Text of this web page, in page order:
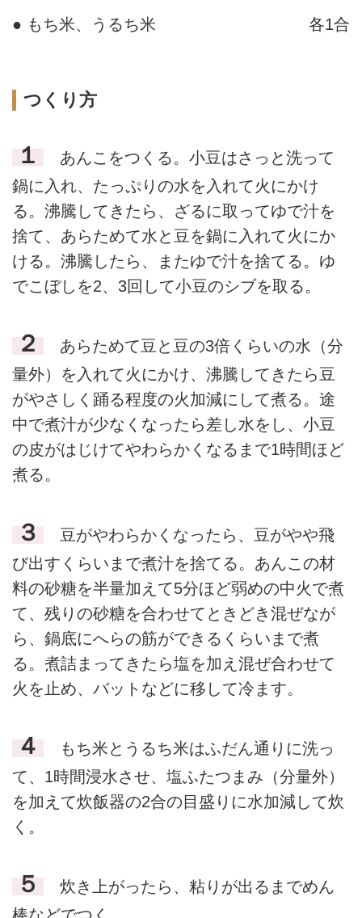
● もち米、うるち米 各1合
つくり方
１
あんこをつくる。小豆はさっと洗って
鍋に入れ、たっぷりの水を入れて火にかけ
る。沸騰してきたら、ざるに取ってゆで汁を
捨て、あらためて水と豆を鍋に入れて火にか
ける。沸騰したら、またゆで汁を捨てる。ゆ
でこぼしを2、3回して小豆のシブを取る。
２
あらためて豆と豆の3倍くらいの水（分
量外）を入れて火にかけ、沸騰してきたら豆
がやさしく踊る程度の火加減にして煮る。途
中で煮汁が少なくなったら差し水をし、小豆
の皮がはじけてやわらかくなるまで1時間ほど
煮る。
３
豆がやわらかくなったら、豆がやや飛
び出すくらいまで煮汁を捨てる。あんこの材
料の砂糖を半量加えて5分ほど弱めの中火で煮
て、残りの砂糖を合わせてときどき混ぜなが
ら、鍋底にへらの筋ができるくらいまで煮
る。煮詰まってきたら塩を加え混ぜ合わせて
火を止め、バットなどに移して冷ます。
４
もち米とうるち米はふだん通りに洗っ
て、1時間浸水させ、塩ふたつまみ（分量外）
を加えて炊飯器の2合の目盛りに水加減して炊
く。
５
炊き上がったら、粘りが出るまでめん